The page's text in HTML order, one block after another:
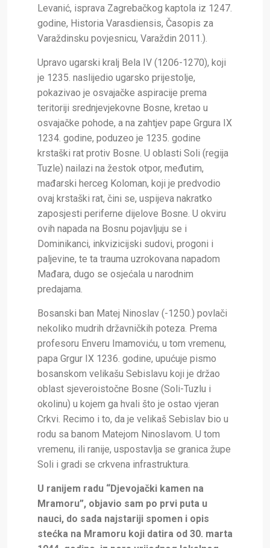
Levanić, isprava Zagrebačkog kaptola iz 1247.
godine, Historia Varasdiensis, Časopis za
Varaždinsku povjesnicu, Varaždin 2011.).
Upravo ugarski kralj Bela IV (1206-1270), koji
je 1235. naslijedio ugarsko prijestolje,
pokazivao je osvajačke aspiracije prema
teritoriji srednjevjekovne Bosne, kretao u
osvajačke pohode, a na zahtjev pape Grgura IX
1234. godine, poduzeo je 1235. godine
krstaški rat protiv Bosne. U oblasti Soli (regija
Tuzle) nailazi na žestok otpor, međutim,
mađarski herceg Koloman, koji je predvodio
ovaj krstaški rat, čini se, uspijeva nakratko
zaposjesti periferne dijelove Bosne. U okviru
ovih napada na Bosnu pojavljuju se i
Dominikanci, inkvizicijski sudovi, progoni i
paljevine, te ta trauma uzrokovana napadom
Mađara, dugo se osjećala u narodnim
predajama.
Bosanski ban Matej Ninoslav (-1250.) povlači
nekoliko mudrih državničkih poteza. Prema
profesoru Enveru Imamoviću, u tom vremenu,
papa Grgur IX 1236. godine, upućuje pismo
bosanskom velikašu Sebislavu koji je držao
oblast sjeveroistočne Bosne (Soli-Tuzlu i
okolinu) u kojem ga hvali što je ostao vjeran
Crkvi. Recimo i to, da je velikaš Sebislav bio u
rodu sa banom Matejom Ninoslavom. U tom
vremenu, ili ranije, uspostavlja se granica župe
Soli i gradi se crkvena infrastruktura.
U ranijem radu “Djevojački kamen na
Mramoru”, objavio sam po prvi puta u
nauci, do sada najstariji spomen i opis
stećka na Mramoru koji datira od 30. marta